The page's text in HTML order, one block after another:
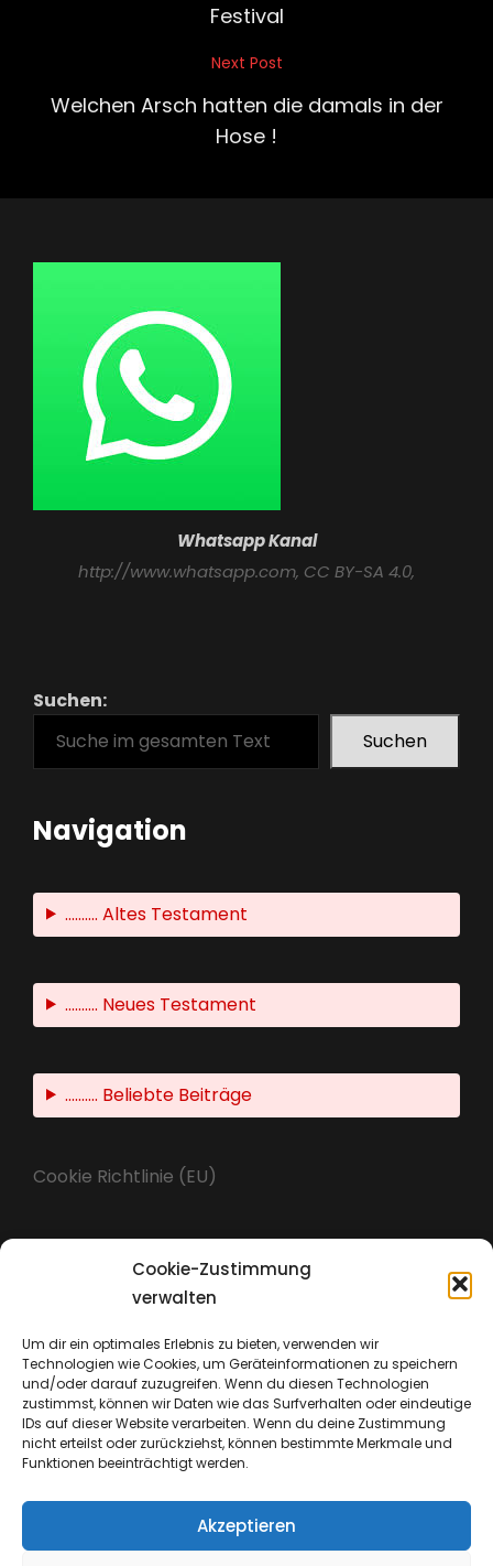
Cookie-Zustimmung
verwalten
Um dir ein optimales Erlebnis zu bieten, verwenden wir
Technologien wie Cookies, um Geräteinformationen zu speichern
und/oder darauf zuzugreifen. Wenn du diesen Technologien
zustimmst, können wir Daten wie das Surfverhalten oder eindeutige
IDs auf dieser Website verarbeiten. Wenn du deine Zustimmung
nicht erteilst oder zurückziehst, können bestimmte Merkmale und
Funktionen beeinträchtigt werden.
Akzeptieren
Festival
Post
Next Post
Welchen Arsch hatten die damals in der
Hose !
Whatsapp Kanal
http://www.whatsapp.com, CC BY-SA 4.0,
Suchen:
Suchen
Navigation
.......... Altes Testament
.......... Neues Testament
.......... Beliebte Beiträge
Cookie Richtlinie (EU)
Datenschutz